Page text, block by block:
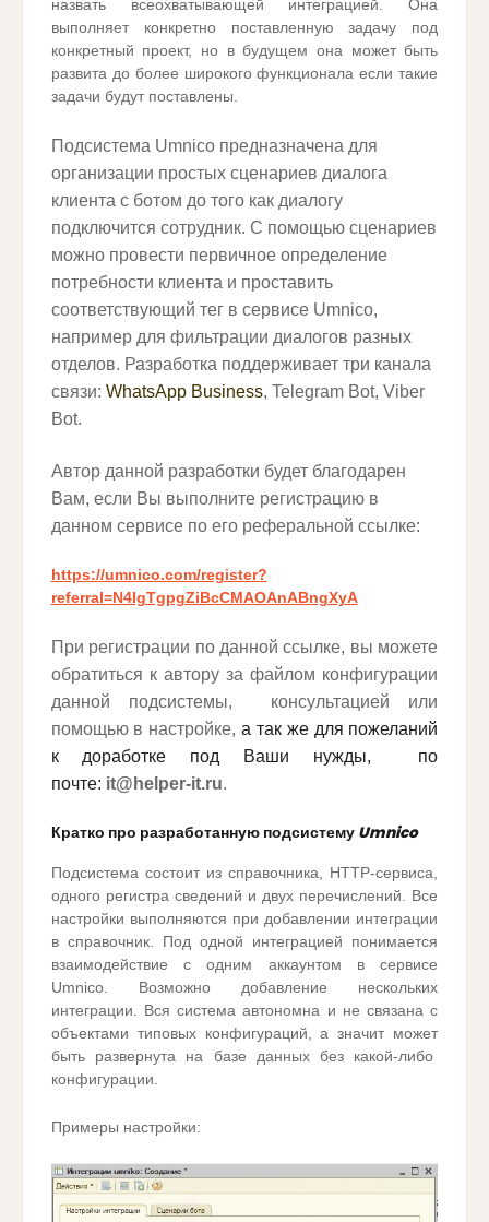
назвать всеохватывающей интеграцией. Она
выполняет конкретно поставленную задачу под
конкретный проект, но в будущем она может быть
развита до более широкого функционала если такие
задачи будут поставлены.
Подсистема Umnico предназначена для
организации простых сценариев диалога
клиента с ботом до того как диалогу
подключится сотрудник. С помощью сценариев
можно провести первичное определение
потребности клиента и проставить
соответствующий тег в сервисе Umnico,
например для фильтрации диалогов разных
отделов. Разработка поддерживает три канала
связи: WhatsApp Business, Telegram Bot, Viber
Bot.
Автор данной разработки будет благодарен
Вам, если Вы выполните регистрацию в
данном сервисе по его реферальной ссылке:
https://umnico.com/register?
referral=N4IgTgpgZiBcCMAOAnABngXyA
При регистрации по данной ссылке, вы можете
обратиться к автору за файлом конфигурации
данной подсистемы, консультацией или
помощью в настройке,а так же для пожеланий
к доработке под Ваши нужды, по
почте: it@helper-it.ru.
Кратко про разработанную подсистему Umnico
Подсистема состоит из справочника, HTTP-сервиса,
одного регистра сведений и двух перечислений. Все
настройки выполняются при добавлении интеграции
в справочник. Под одной интеграцией понимается
взаимодействие с одним аккаунтом в сервисе
Umnico. Возможно добавление нескольких
интеграции. Вся система автономна и не связана с
объектами типовых конфигураций, а значит может
быть развернута на базе данных без какой-либо
конфигурации.
Примеры настройки: